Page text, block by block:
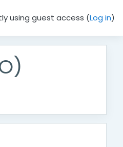
using guest access (Log in)